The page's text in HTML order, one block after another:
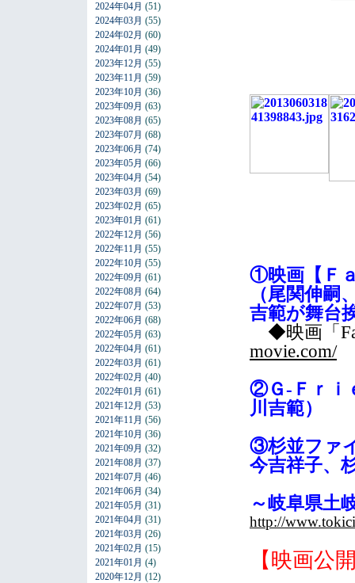
2024年04月 (51)
2024年03月 (55)
2024年02月 (60)
2024年01月 (49)
2023年12月 (55)
2023年11月 (59)
2023年10月 (36)
2023年09月 (63)
2023年08月 (65)
2023年07月 (68)
2023年06月 (74)
2023年05月 (66)
2023年04月 (54)
2023年03月 (69)
2023年02月 (65)
2023年01月 (61)
2022年12月 (56)
2022年11月 (55)
2022年10月 (55)
2022年09月 (61)
2022年08月 (64)
2022年07月 (53)
2022年06月 (68)
2022年05月 (63)
2022年04月 (61)
2022年03月 (61)
2022年02月 (40)
2022年01月 (61)
2021年12月 (53)
2021年11月 (56)
2021年10月 (36)
2021年09月 (32)
2021年08月 (37)
2021年07月 (46)
2021年06月 (34)
2021年05月 (31)
2021年04月 (31)
2021年03月 (26)
2021年02月 (15)
2021年01月 (4)
2020年12月 (12)
①映画【Ｆ
（尾関伸嗣
吉範が舞台
◆映画「
movie.com/
②Ｇ-Ｆｒｉ
川吉範）
③杉並ファ
今吉祥子、
～岐阜県土
http://
【映画公